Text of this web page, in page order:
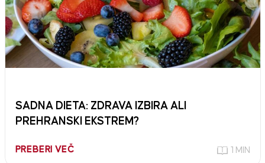
SADNA DIETA: ZDRAVA IZBIRA ALI
PREHRANSKI EKSTREM?
PREBERI VEČ 1 MIN